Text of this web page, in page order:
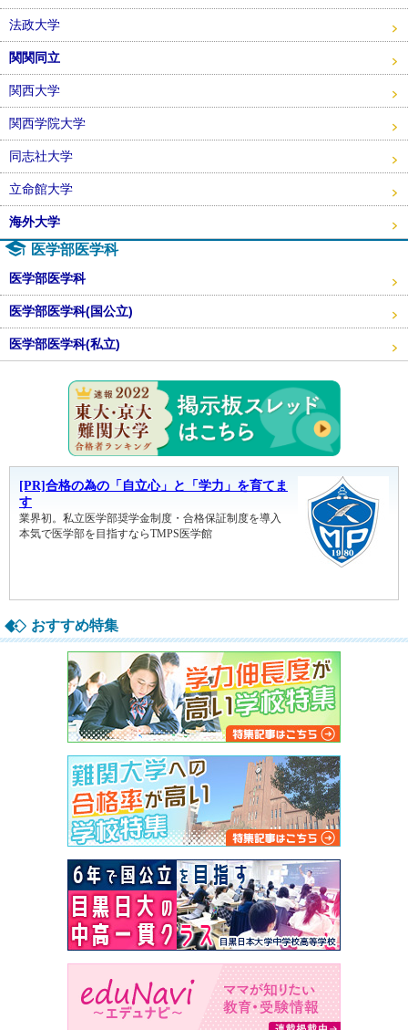
法政大学
関関同立
関西大学
関西学院大学
同志社大学
立命館大学
海外大学
医学部医学科
医学部医学科
医学部医学科(国公立)
医学部医学科(私立)
おすすめ特集